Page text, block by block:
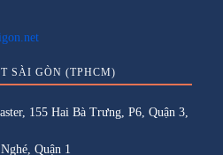
SÀI GÒN (TPHCM)
155 Hai Bà Trưng, P6, Quận 3,
Quận 1